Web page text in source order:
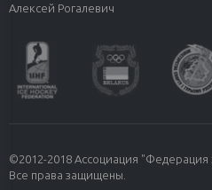
Алексей Рогалевич
©2012-2018 Ассоциация "Федерация
Все права защищены.